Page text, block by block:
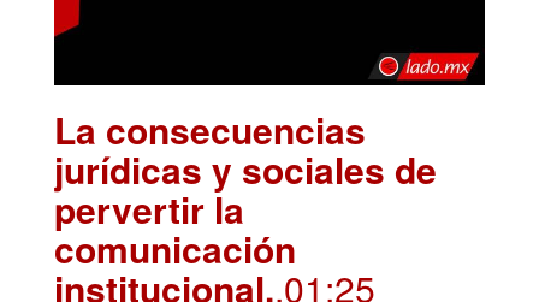
La consecuencias
jurídicas y sociales de
pervertir la
comunicación
institucional..01:25